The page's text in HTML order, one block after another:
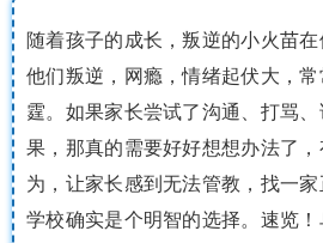
随着孩子的成长，叛逆的小火苗在
他们叛逆，网瘾，情绪起伏大，
霆。如果家长尝试了沟通、打骂
果，那真的需要好好想想办法了
为，让家长感到无法管教，找一
学校确实是个明智的选择。速览